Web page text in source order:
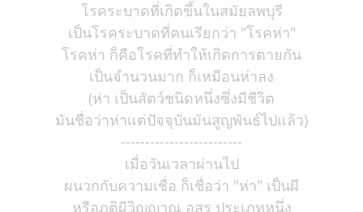
โรคระบาดที่เกิดขึ้นในสมัยลพบุรี
เป็นโรคระบาดที่คนเรียกว่า "โรคห่า"
โรคห่า ก็คือโรคที่ทำให้เกิดการตายกัน
เป็นจำนวนมาก ก็เหมือนห่าลง
(ห่า เป็นสัตว์ชนิดหนึ่งซึ่งมีชีวิต
มันชื่อว่าห่าแต่ปัจจุบันมันสูญพันธ์ไปแล้ว)
-------------------------
เมื่อวันเวลาผ่านไป
ผนวกกับความเชื่อ ก็เชื่อว่า "ห่า" เป็นผี
หรือภูติผีวิญญาณ อสูร ประเภทหนึ่ง